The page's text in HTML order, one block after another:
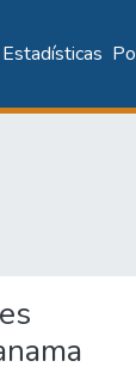
Estadísticas